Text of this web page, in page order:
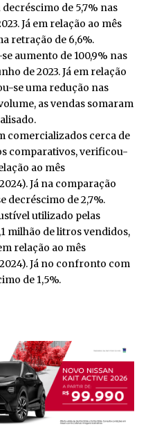
de 5,7% nas
Já em relação ao mês
retração de 6,6%.
aumento de 100,9% nas
de 2023. Já em relação
se uma redução nas
as vendas somaram
comercializados cerca de
comparativos, verificou-
ao mês
Já na comparação
decréscimo de 2,7%.
utilizado pelas
milhão de litros vendidos,
relação ao mês
Já no confronto com
de 1,5%.